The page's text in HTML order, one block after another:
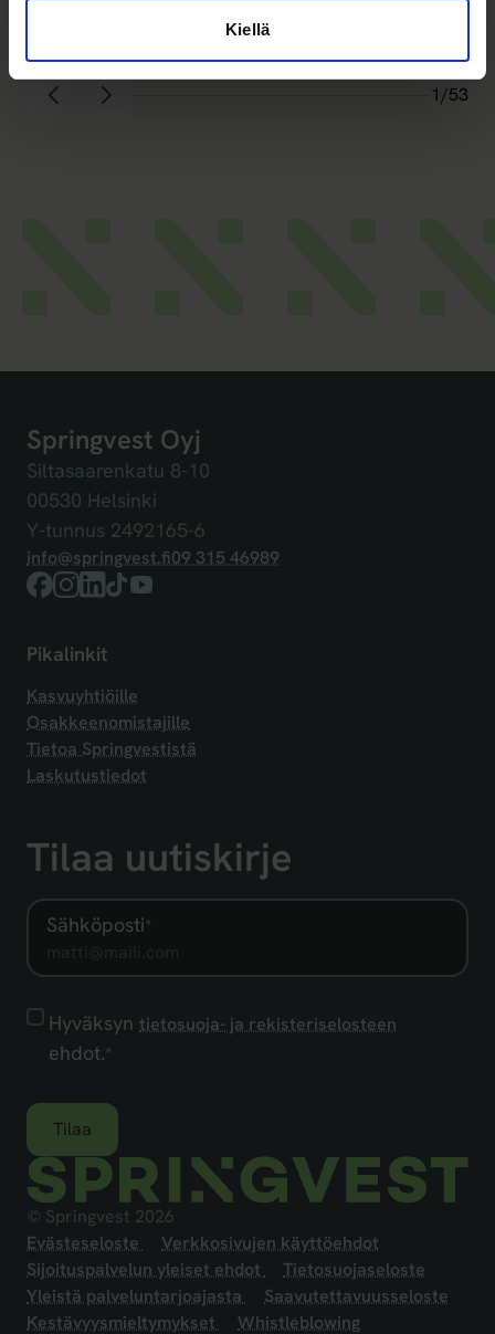
Kiellä
1/53
Springvest Oyj
Siltasaarenkatu 8-10
00530 Helsinki
Y-tunnus 2492165-6
info@springvest.fi09 315 46989
Facebook
Instagram
LinkedIn
TikTokYouTube
Pikalinkit
Kasvuyhtiöille
Osakkeenomistajille
Tietoa Springvestistä
Laskutustiedot
Tilaa uutiskirje
Sähköposti*
Hyväksyn
tietosuoja-
rekisteriselosteen
ehdot.*
Hyväksyn tietosuoja- ja rekisteriselosteen
ehdot.*
© Springvest 2026
Evästeseloste
Verkkosivujen käyttöehdot
Sijoituspalvelun yleiset ehdot
Tietosuojaseloste
Yleistä palveluntarjoajasta
Saavutettavuusseloste
Kestävyysmieltymykset
Whistleblowing